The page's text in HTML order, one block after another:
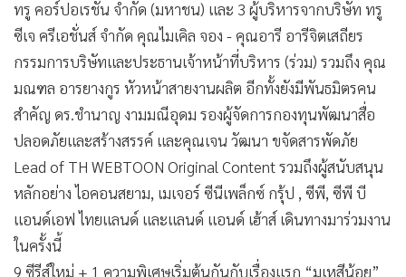
ทรู คอร์ปอเรชั่น จำกัด (มหาชน) และ 3 ผู้บริหารจากบริษัท ทรู
ซีเจ ครีเอชั่นส์ จำกัด คุณไมเคิล จอง - คุณอารี อารีจิตเสถียร
กรรมการบริษัทและประธานเจ้าหน้าที่บริหาร (ร่วม) รวมถึง คุณ
มณฑล อารยางกูร หัวหน้าสายงานผลิต อีกทั้งยังมีพันธมิตรคน
สำคัญ ดร.ชำนาญ งามมณีอุดม รองผู้จัดการกองทุนพัฒนาสื่อ
ปลอดภัยและสร้างสรรค์ และคุณเจน วัฒนา ขจัดสารพัดภัย
Lead of TH WEBTOON Original Content รวมถึงผู้สนับสนุน
หลักอย่าง ไอคอนสยาม, เมเจอร์ ซีนีเพล็กซ์ กรุ้ป , ซีพี, ซีพี บี
แอนด์เอฟ ไทยแลนด์ และแลนด์ แอนด์ เฮ้าส์ เดินทางมาร่วมงาน
ในครั้งนี้
9 ซีรีส์ใหม่ + 1 ความพิเศษเริ่มต้นกันกับเรื่องแรก “มเหสีน้อย”